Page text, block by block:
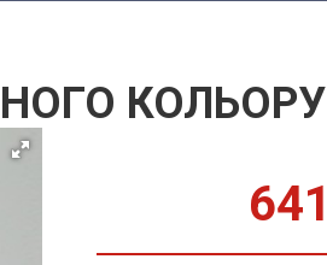
КОЛЬОРУ
641